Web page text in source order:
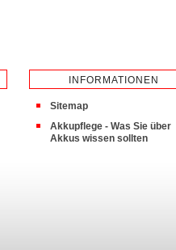
INFORMATIONEN
Sitemap
Akkupflege - Was Sie über
Akkus wissen sollten